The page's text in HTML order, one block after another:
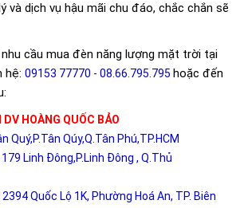
và dịch vụ hậu mãi chu đáo, chắc chắn sẽ
cầu mua đèn năng lượng mặt trời tại
hệ: 09153 77770 - 08.66.795.795 hoặc đến
HOÀNG QUỐC BẢO
Quý,P.Tân Qúy,Q.Tân Phú,TP.HCM
Linh Đông,P.Linh Đông , Q.Thủ
Quốc Lộ 1K, Phường Hoá An, TP. Biên